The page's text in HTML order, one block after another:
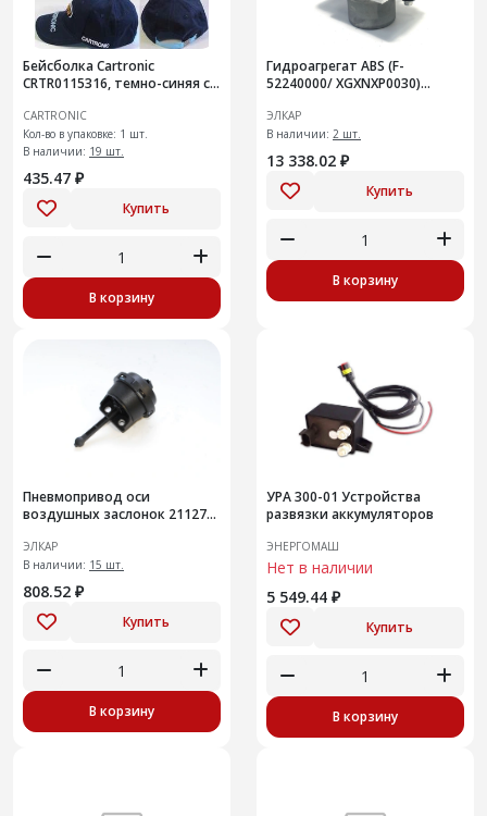
Бейсболка Cartronic
CRTR0115316, темно-синяя с
CARTRONIC
Кол-во в упаковке: 1 шт.
В наличии: 19 шт.
435.47 ₽
Купить
В корзину
Гидроагрегат ABS (F-
52240000/ XGXNXP0030)
ЭЛКАР
В наличии: 2 шт.
13 338.02 ₽
Купить
В корзину
Пневмопривод оси
воздушных заслонок 21127-
ЭЛКАР
В наличии: 15 шт.
808.52 ₽
Купить
В корзину
УРА 300-01 Устройства
развязки аккумуляторов
ЭНЕРГОМАШ
Нет в наличии
5 549.44 ₽
Купить
В корзину